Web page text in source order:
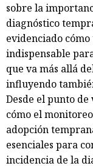
sobre la
diagnóstico
evidenciado
indispensable
que va más allá
influyendo
Desde el punto
cómo el
adopción
esenciales para
incidencia de la